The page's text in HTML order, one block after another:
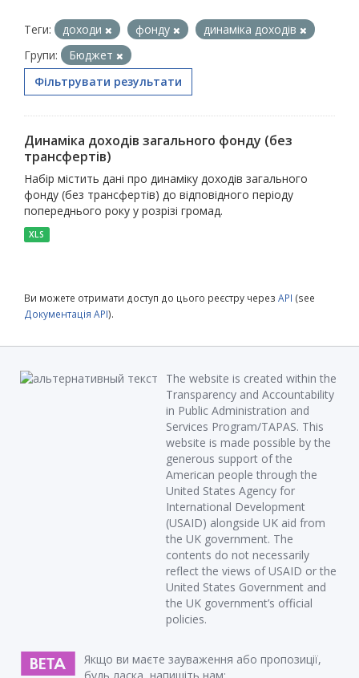
Теги: доходи фонду
динаміка доходів
Групи:
Бюджет
Фільтрувати результати
Динаміка доходів загального фонду (без
трансфертів)
Набір містить дані про динаміку доходів загального
фонду (без трансфертів) до відповідного періоду
попереднього року у розрізі громад.
XLS
Ви можете отримати доступ до цього реєстру через API (see
Документація API).
The website is created within the
Transparency and Accountability
in Public Administration and
Services Program/TAPAS. This
website is made possible by the
generous support of the
American people through the
United States Agency for
International Development
(USAID) alongside UK aid from
the UK government. The
contents do not necessarily
reflect the views of USAID or the
United States Government and
the UK government’s official
policies.
Якщо ви маєте зауваження або пропозиції,